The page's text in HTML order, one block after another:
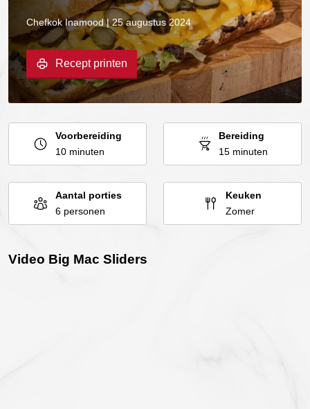
Chefkok Inamood | 25 augustus 2024
Recept printen
Voorbereiding
10 minuten
Bereiding
15 minuten
Aantal porties
6 personen
Keuken
Zomer
Video Big Mac Sliders